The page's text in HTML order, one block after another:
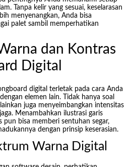
Tanpa kelir yang sesuai, keselarasan
menyenangkan, Anda bisa
palet sambil memperhatikan
dan Kontras
Digital
digital terletak pada cara Anda
elemen lain. Tidak hanya soal
juga menyeimbangkan intensitas
Menambahkan ilustrasi garis
bisa memberi sentuhan segar,
dengan prinsip keserasian.
Warna Digital